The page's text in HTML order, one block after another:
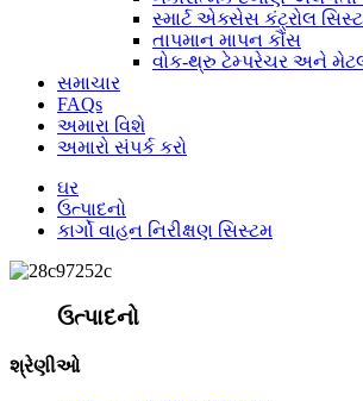
સ્માર્ટ એક્સેસ કંટ્રોલ
તાપમાન માપન કૌંસ
વોક-થ્રુ ટેમ્પરેચર અને
સમાચાર
FAQs
અમારા વિશે
અમારો સંપર્ક કરો
ઘર
ઉત્પાદનો
કાર્ગો વાહન નિરીક્ષણ સિસ્ટમ
ઉત્પાદનો
શ્રેણીઓ